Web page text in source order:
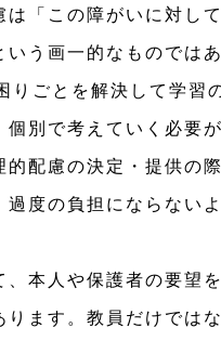
は「この障がいに対し
いう画一的なものでは
りごとを解決して学習
個別で考えていく必要が
的配慮の決定・提供の
過度の負担にならない
、本人や保護者の要望
ります。教員だけでは